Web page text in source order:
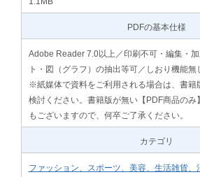
PDFの基本仕様
Adobe Reader 7.0以上／印刷不可・編集・
ト・図（グラフ）の抽出等可／しおり機能
※紙媒体で資料をご利用される場合は、書籍
検討ください。書籍版が無い【PDF商品のみ
もございますので、何卒ご了承ください。
カテゴリ
ファッション、スポーツ、美容、生活雑貨、